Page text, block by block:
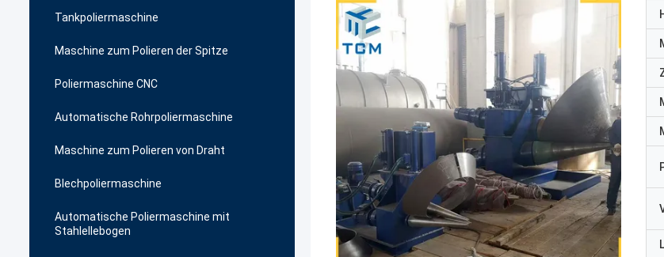
Tankpoliermaschine
Maschine zum Polieren der Spitze
Poliermaschine CNC
Automatische Rohrpoliermaschine
Maschine zum Polieren von Draht
Blechpoliermaschine
Automatische Poliermaschine mit
Stahlellebogen